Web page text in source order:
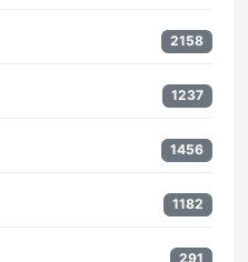
2158
1237
1456
1182
291